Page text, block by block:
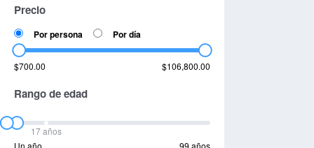
Precio
Por persona Por día
$700.00 $106,800.00
Rango de edad
17 años